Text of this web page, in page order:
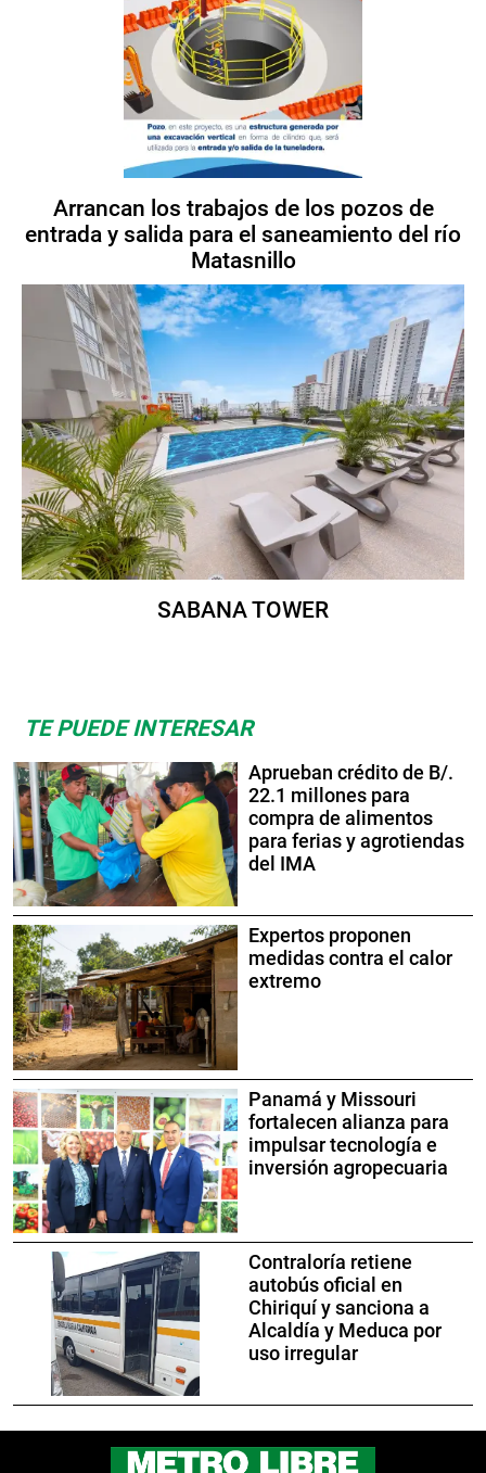
Arrancan los trabajos de los pozos de
entrada y salida para el saneamiento del río
Matasnillo
SABANA TOWER
TE PUEDE INTERESAR
Aprueban crédito de B/.
22.1 millones para
compra de alimentos
para ferias y agrotiendas
del IMA
Expertos proponen
medidas contra el calor
extremo
Panamá y Missouri
fortalecen alianza para
impulsar tecnología e
inversión agropecuaria
Contraloría retiene
autobús oficial en
Chiriquí y sanciona a
Alcaldía y Meduca por
uso irregular